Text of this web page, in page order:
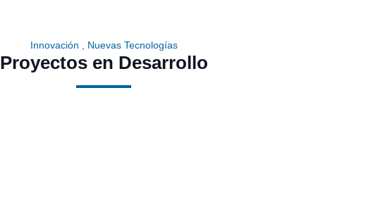
Innovación , Nuevas Tecnologías
Proyectos en Desarrollo